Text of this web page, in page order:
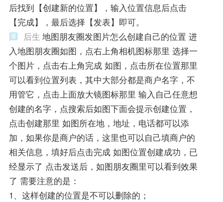
后找到【创建新的位置】，输入位置信息后点击
【完成】，最后选择【发表】即可。
后生 地图朋友圈发图片怎么创建自己的位置 进
入地图朋友圈如图，点右上角相机图标那里 选择一
个图片，点击右上角完成 如图，点击所在位置那里
可以看到位置列表，其中大部分都是商户名字，不
用管它，点击上面放大镜图标那里 输入自己任意想
创建的名字，点搜索后如图下面会提示创建位置，
点击创建那里 如图所在地，地址，电话都可以添
加，如果你是商户的话，这里也可以自己填商户的
相关信息，填好后点击完成 如图位置创建成功，已
经显示了 点击发送后，如图朋友圈里可以看到效果
了 需要注意的是：
1、这样创建的位置是不可以删除的；